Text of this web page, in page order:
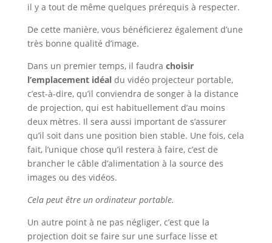
il y a tout de même quelques prérequis à respecter.
De cette manière, vous bénéficierez également d’une
très bonne qualité d’image.
Dans un premier temps, il faudra choisir
l’emplacement idéaldu vidéo projecteur portable,
c’est-à-dire, qu’il conviendra de songer à la distance
de projection, qui est habituellement d’au moins
deux mètres. Il sera aussi important de s’assurer
qu’il soit dans une position bien stable. Une fois, cela
fait, l’unique chose qu’il restera à faire, c’est de
brancher le câble d’alimentation à la source des
images ou des vidéos.
Cela peut être un ordinateur portable.
Un autre point à ne pas négliger, c’est que la
projection doit se faire sur une surface lisse et